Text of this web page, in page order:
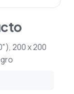
200 x 200